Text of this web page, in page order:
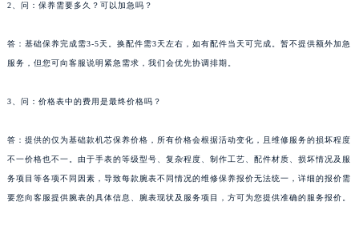
2、问：保养需要多久？可以加急吗？
答：基础保养完成需3-5天。换配件需3天左右，如有配件当天可完成。暂不提供额外加急
服务，但您可向客服说明紧急需求，我们会优先协调排期。
3、问：价格表中的费用是最终价格吗？
答：提供的仅为基础款机芯保养价格，所有价格会根据活动变化，且维修服务的损坏程度
不一价格也不一。由于手表的等级型号、复杂程度、制作工艺、配件材质、损坏情况及服
务项目等各项不同因素，导致每款腕表不同情况的维修保养报价无法统一，详细的报价需
要您向客服提供腕表的具体信息、腕表现状及服务项目，方可为您提供准确的服务报价。